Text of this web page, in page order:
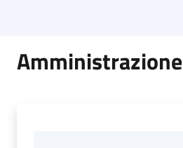
Amministrazione